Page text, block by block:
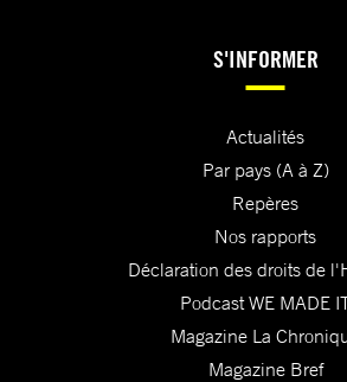
S'INFORMER
Actualités
Par pays (A à Z)
Repères
Nos rapports
Déclaration des droits de
Podcast WE MADE
Magazine La
Magazine Bref